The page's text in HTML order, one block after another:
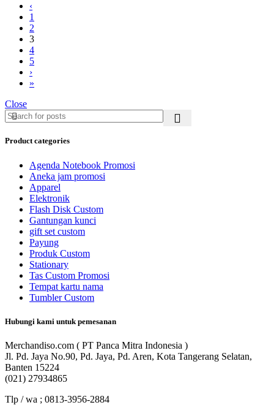
‹
1
2
3
4
5
›
»
Close
Product categories
Agenda Notebook Promosi
Aneka jam promosi
Apparel
Elektronik
Flash Disk Custom
Gantungan kunci
gift set custom
Payung
Produk Custom
Stationary
Tas Custom Promosi
Tempat kartu nama
Tumbler Custom
Hubungi kami untuk pemesanan
Merchandiso.com ( PT Panca Mitra Indonesia )
Jl. Pd. Jaya No.90, Pd. Jaya, Pd. Aren, Kota Tangerang Selatan,
Banten 15224
(021) 27934865
Tlp / wa ; 0813-3956-2884